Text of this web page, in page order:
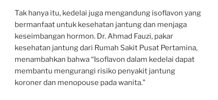
Tak hanya itu, kedelai juga mengandung isoflavon yang
bermanfaat untuk kesehatan jantung dan menjaga
keseimbangan hormon. Dr. Ahmad Fauzi, pakar
kesehatan jantung dari Rumah Sakit Pusat Pertamina,
menambahkan bahwa “Isoflavon dalam kedelai dapat
membantu mengurangi risiko penyakit jantung
koroner dan menopouse pada wanita.”